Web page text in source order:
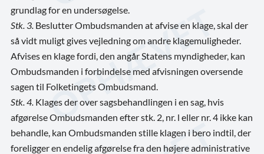
grundlag for en undersøgelse.
Stk. 3. Beslutter Ombudsmanden at afvise en klage, skal der
så vidt muligt gives vejledning om andre klagemuligheder.
Afvises en klage fordi, den angår Statens myndigheder, kan
Ombudsmanden i forbindelse med afvisningen oversende
sagen til Folketingets Ombudsmand.
Stk. 4. Klages der over sagsbehandlingen i en sag, hvis
afgørelse Ombudsmanden efter stk. 2, nr. l eller nr. 4 ikke kan
behandle, kan Ombudsmanden stille klagen i bero indtil, der
foreligger en endelig afgørelse fra den højere administrative